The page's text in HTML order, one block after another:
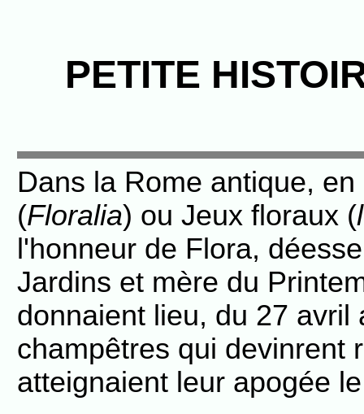
PETITE
Dans la Rome antique,
(Floralia) ou Jeux floraux (
l'honneur de Flora,
Jardins et mère du
donnaient lieu, du 27
champêtres qui devinrent
atteignaient leur apogée